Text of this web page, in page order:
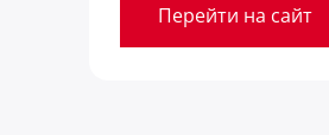
Перейти на сайт